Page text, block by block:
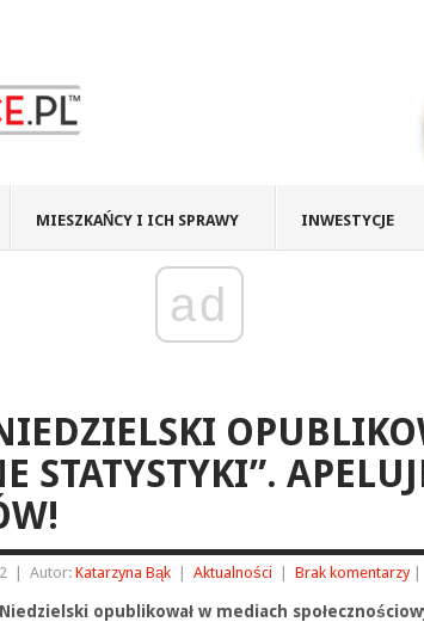
MIESZKAŃCY I ICH SPRAWY INWESTYCJE
ad
STATYSTYKI”.
Autor: Katarzyna Bąk Aktualności Brak komentarzy
opublikował w mediach